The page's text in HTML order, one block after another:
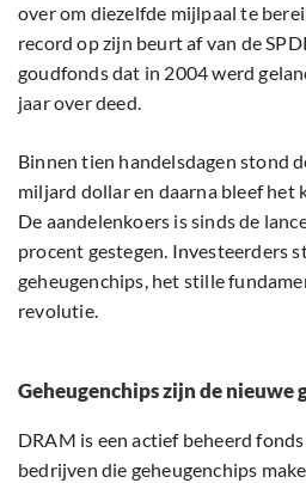
over om diezelfde mijlpaal te
record op zijn beurt af van de
goudfonds dat in 2004 werd
jaar over deed.
Binnen tien handelsdagen stond
miljard dollar en daarna bleef het
De aandelenkoers is sinds de
procent gestegen. Investeerders
geheugenchips, het stille
revolutie.
Geheugenchips zijn de nieuwe
DRAM is een actief beheerd
bedrijven die geheugenchips